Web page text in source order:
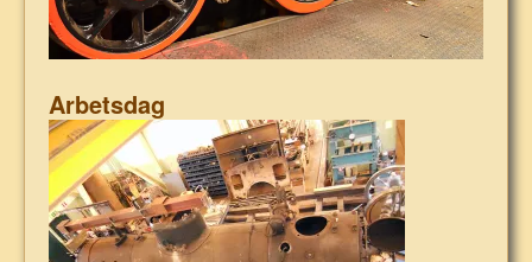
Arbetsdag